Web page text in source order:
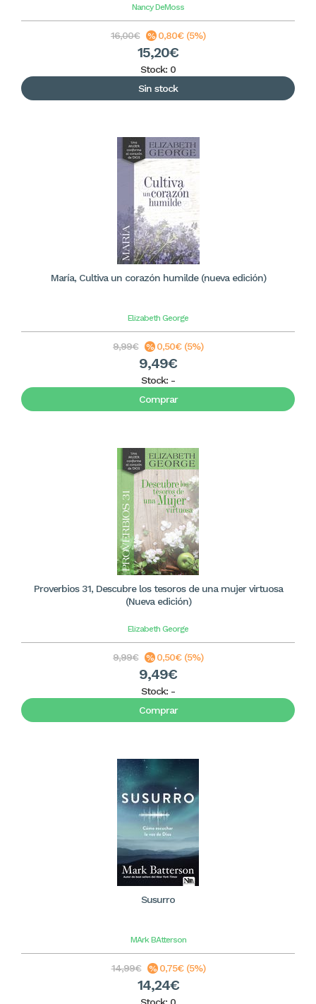
Nancy DeMoss
16,00€ 0,80€ (5%)
15,20€
Stock: 0
Sin stock
María, Cultiva un corazón humilde (nueva edición)
Elizabeth George
9,99€ 0,50€ (5%)
9,49€
Stock: -
Comprar
Proverbios 31, Descubre los tesoros de una mujer virtuosa
(Nueva edición)
Elizabeth George
9,99€ 0,50€ (5%)
9,49€
Stock: -
Comprar
Susurro
MArk BAtterson
14,99€ 0,75€ (5%)
14,24€